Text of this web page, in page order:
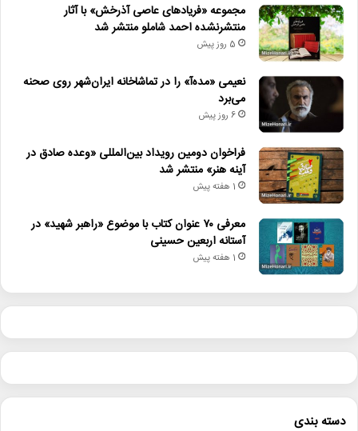
مجموعه «فریادهای عاصی آذرخش» با آثار
منتشرنشده احمد شاملو منتشر شد
5 روز پیش
نعیمی «مده‌آ» را در تماشاخانه ایران‌شهر روی صحنه
می‌برد
6 روز پیش
فراخوان دومین رویداد بین‌المللی «وعده صادق در
آینه هنر» منتشر شد
1 هفته پیش
معرفی ۷۰ عنوان کتاب با موضوع «راهبر شهید» در
آستانه اربعین حسینی
1 هفته پیش
دسته بندی